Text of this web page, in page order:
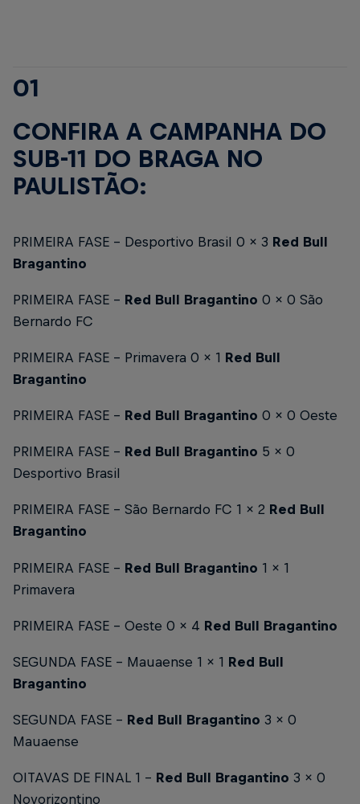
01
CONFIRA A CAMPANHA DO
SUB-11 DO BRAGA NO
PAULISTÃO:
PRIMEIRA FASE - Desportivo Brasil 0 x 3 Red Bull
Bragantino
PRIMEIRA FASE - Red Bull Bragantino 0 x 0 São
Bernardo FC
PRIMEIRA FASE - Primavera 0 x 1 Red Bull
Bragantino
PRIMEIRA FASE - Red Bull Bragantino 0 x 0 Oeste
PRIMEIRA FASE - Red Bull Bragantino 5 x 0
Desportivo Brasil
PRIMEIRA FASE - São Bernardo FC 1 x 2 Red Bull
Bragantino
PRIMEIRA FASE - Red Bull Bragantino 1 x 1
Primavera
PRIMEIRA FASE - Oeste 0 x 4 Red Bull Bragantino
SEGUNDA FASE - Mauaense 1 x 1 Red Bull
Bragantino
SEGUNDA FASE - Red Bull Bragantino 3 x 0
Mauaense
OITAVAS DE FINAL 1 – Red Bull Bragantino 3 x 0
Novorizontino